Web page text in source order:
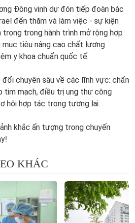
Đông vinh dự đón tiếp đoàn bác
đến thăm và làm việc - sự kiện
trong hành trình mở rộng hợp
tiêu nâng cao chất lượng
y khoa chuẩn quốc tế.
đổi chuyên sâu về các lĩnh vực: chẩn
tim mạch, điều trị ung thư công
hội hợp tác trong tương lai.
khắc ấn tượng trong chuyến
KHÁC